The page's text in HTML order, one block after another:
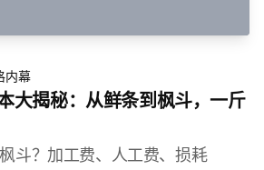
内幕
大揭秘：从鲜条到枫斗，一斤
斗？加工费、人工费、损耗